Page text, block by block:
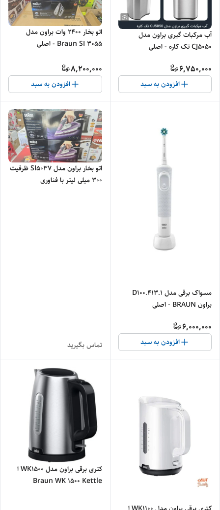
آب مرکبات گیری براون مدل
CJ5050 تک کاره - اصلی
6,750,000
افزودن به سبد
اتو بخار 2400 وات براون مدل
Braun SI 3055 - اصلی
8,200,000
افزودن به سبد
مسواک برقی مدل D100.413.1
براون BRAUN - اصلی
6,000,000
افزودن به سبد
اتو بخار براون مدل SI5037 ظرفیت
۳۰۰ میلی لیتر با فناوری
تماس بگیرید
کتری برقی براون مدل WK1500 ا
Braun WK 1500 Kettle